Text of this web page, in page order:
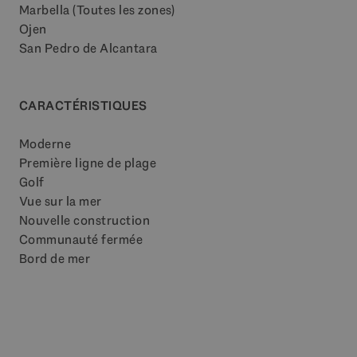
Marbella (Toutes les zones)
Ojen
San Pedro de Alcantara
CARACTÉRISTIQUES
Moderne
Première ligne de plage
Golf
Vue sur la mer
Nouvelle construction
Communauté fermée
Bord de mer